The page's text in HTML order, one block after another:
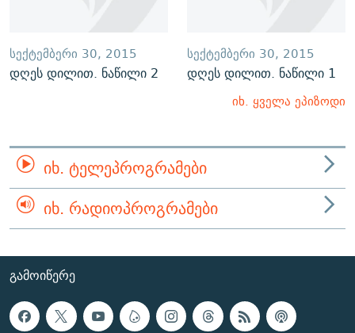
ᲡᲔᲥᲢᲔᲛᲑᲔᲠᲘ 30, 2015
დღეს დილით. ნაწილი 2
ᲡᲔᲥᲢᲔᲛᲑᲔᲠᲘ 30, 2015
დღეს დილით. ნაწილი 1
იხ. ყველა ეპიზოდი
ᲘᲮ. ᲢᲔᲚᲔᲞᲠᲝᲒᲠᲐᲛᲔᲑᲘ
ᲘᲮ. ᲠᲐᲓᲘᲝᲞᲠᲝᲒᲠᲐᲛᲔᲑᲘ
ᲒᲐᲛᲝᲘᲬᲔᲠᲔ